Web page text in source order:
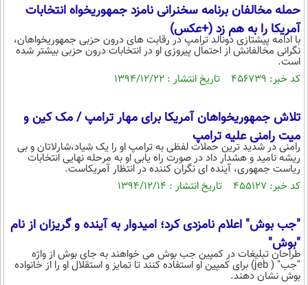
حمله مخالفان برنامه سخنرانی نامزد جمهوریخواه انتخابات
آمریکا را به هم زد (+عکس)
با ادامه پیشتازی دونالد ترامپ در رقابت های درون حزبی جمهوریخواهان،
نگرانی مخالفانش از احتمال پیروزی او در انتخابات درون حزبی بیشتر شده
است.
کد خبر: ۴۵۶۷۳۹ تاریخ انتشار : ۱۳۹۴/۱۲/۲۲
تلاش جمهوریخواهان آمریکا برای مهار ترامپ / مک کین و
میت رامنی علیه ترامپ
رامنی در شدید ترین حملات لفظی به ترامپ او را یک شیاد،شارلاتان و بی
ریشه نامید و هشدار داد در صورت راه یابی او به مرحله نهایی انتخابات
ریاست جمهوری، آینده ای نگران کننده در انتظار آمریکاست.
کد خبر: ۴۵۵۱۲۷ تاریخ انتشار : ۱۳۹۴/۱۲/۱۴
"جب بوش" اعلام نامزدی کرد؛ امیدوار به آینده و گریزان از نام
"بوش"
طراحان تبلیغات در کمپین جب بوش می خواهند به جای بوش از واژه
"جب" ( jeb) برای کمپین او استفاده کنند تا تمایز و استقلال او را از خانواده
بوش نشان دهند.